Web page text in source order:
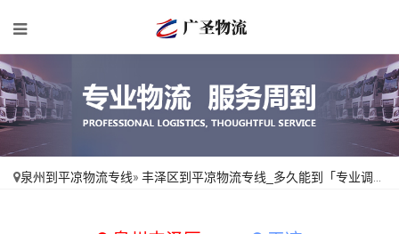
泉州到平凉物流专线» 丰泽区到平凉物流专线_多久能到「专业调车」